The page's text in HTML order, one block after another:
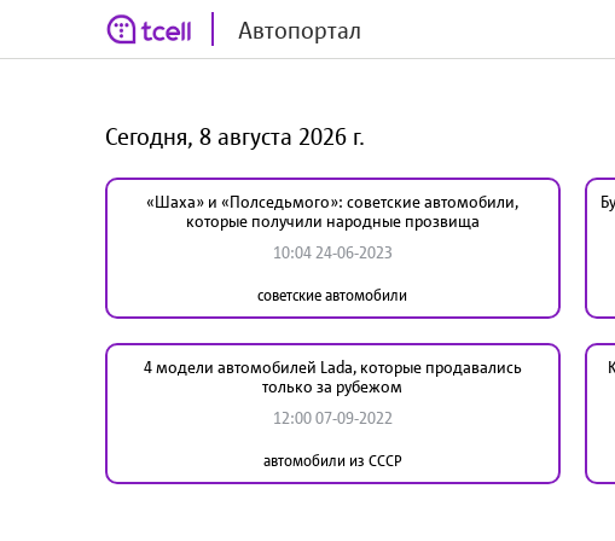
Автопортал
Сегодня, 8 августа 2026 г.
«Шаха» и «Полседьмого»: советские автомобили,
которые получили народные прозвища
10:04 24-06-2023
советские автомобили
4 модели автомобилей Lada, которые продавались
только за рубежом
12:00 07-09-2022
автомобили из СССР